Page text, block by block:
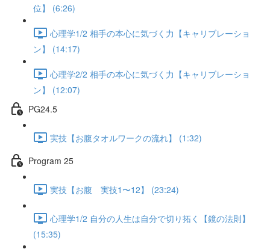
位】 (6:26)
心理学1/2 相手の本心に気づく力【キャリブレーショ
ン】 (14:17)
心理学2/2 相手の本心に気づく力【キャリブレーショ
ン】 (12:07)
PG24.5
実技【お腹タオルワークの流れ】 (1:32)
Program 25
実技【お腹 実技1〜12】 (23:24)
心理学1/2 自分の人生は自分で切り拓く【鏡の法則】
(15:35)